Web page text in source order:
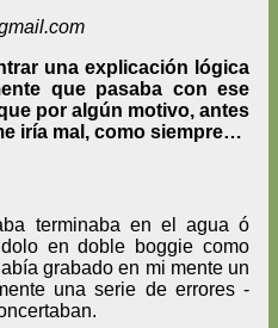
una explicación lógica
que pasaba con ese
por algún motivo, antes
iría mal, como siempre…
terminaba en el agua ó
en doble boggie como
grabado en mi mente un
una serie de errores -